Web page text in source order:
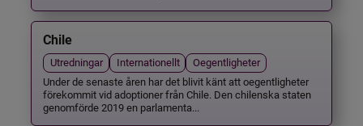
Chile
Utredningar Internationellt
Oegentligheter
Under de senaste åren har det blivit känt att oegentligheter
förekommit vid adoptioner från Chile. Den chilenska staten
genomförde 2019 en parlamenta...